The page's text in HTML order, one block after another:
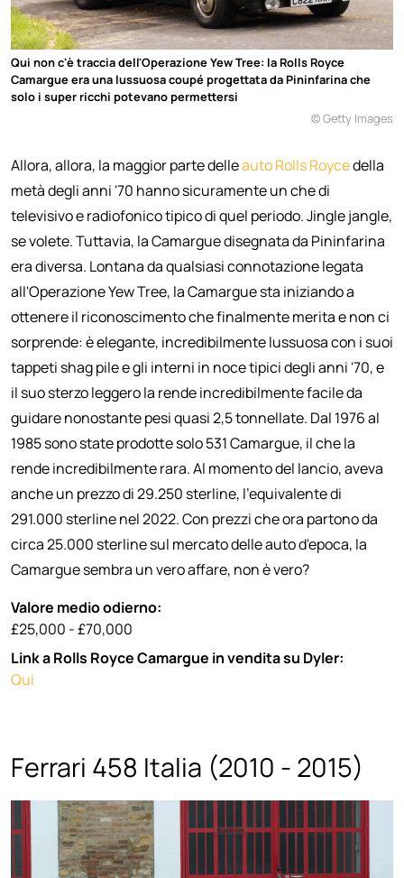
Qui non c'è traccia dell'Operazione Yew Tree: la Rolls Royce
Camargue era una lussuosa coupé progettata da Pininfarina che
solo i super ricchi potevano permettersi
© Getty Images
Allora, allora, la maggior parte delleauto Rolls Roycedella
metà degli anni '70 hanno sicuramente un che di
televisivo e radiofonico tipico di quel periodo. Jingle jangle,
se volete. Tuttavia, la Camargue disegnata da Pininfarina
era diversa. Lontana da qualsiasi connotazione legata
all'Operazione Yew Tree, la Camargue sta iniziando a
ottenere il riconoscimento che finalmente merita e non ci
sorprende: è elegante, incredibilmente lussuosa con i suoi
tappeti shag pile e gli interni in noce tipici degli anni '70, e
il suo sterzo leggero la rende incredibilmente facile da
guidare nonostante pesi quasi 2,5 tonnellate. Dal 1976 al
1985 sono state prodotte solo 531 Camargue, il che la
rende incredibilmente rara. Al momento del lancio, aveva
anche un prezzo di 29.250 sterline, l'equivalente di
291.000 sterline nel 2022. Con prezzi che ora partono da
circa 25.000 sterline sul mercato delle auto d'epoca, la
Camargue sembra un vero affare, non è vero?
Valore medio odierno:
£25,000 - £70,000
Link a Rolls Royce Camargue in vendita su Dyler:
Qui
Ferrari 458 Italia (2010 - 2015)